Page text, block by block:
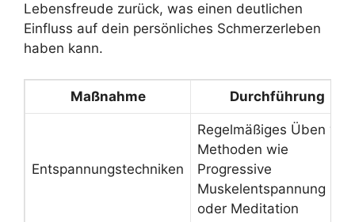
Lebensfreude zurück, was einen deutlichen
Einfluss auf dein persönliches Schmerzerleben
haben kann.
Maßnahme Durchführung
Entspannungstechniken
Regelmäßiges Üben von
Methoden wie
Progressive
Muskelentspannung
oder Meditation